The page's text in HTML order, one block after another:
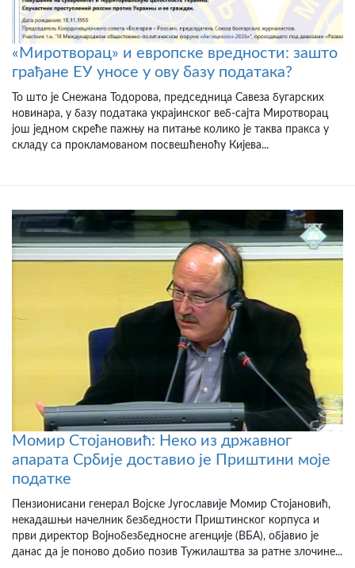
«Миротворац» и европске вредности: зашто
грађане ЕУ уносе у ову базу података?
То што је Снежана Тодорова, председница Савеза бугарских
новинара, у базу података украјинског веб-сајта Миротворац
још једном скреће пажњу на питање колико је таква пракса у
складу са прокламованом посвешћеноћу Кијева...
Момир Стојановић: Неко из државног
апарата Србије доставио је Приштини моје
податке
Пензионисани генерал Војске Југославије Момир Стојановић,
некадашњи начелник безбедности Приштинског корпуса и
први директор Војнобезбедносне агенције (ВБА), објавио је
данас да је поново добио позив Тужилаштва за ратне злочине...